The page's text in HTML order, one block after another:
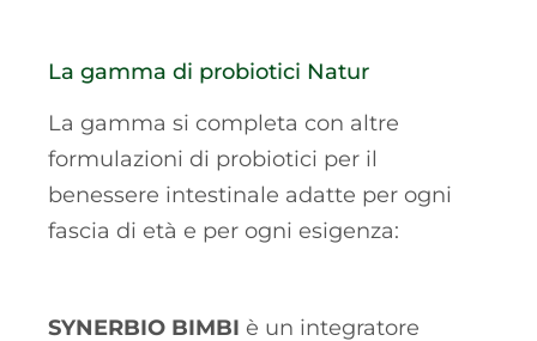
La gamma di probiotici Natur
La gamma si completa con altre
formulazioni di probiotici per il
benessere intestinale adatte per ogni
fascia di età e per ogni esigenza:
SYNERBIO BIMBI è un integratore